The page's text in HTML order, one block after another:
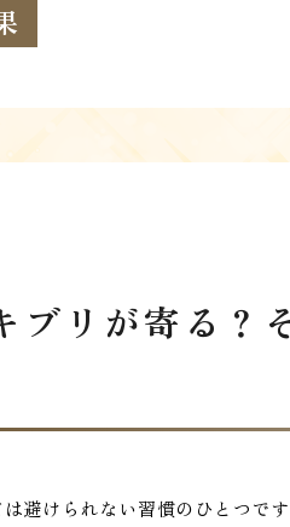
ブリが寄る？
避けられない習慣のひとつで